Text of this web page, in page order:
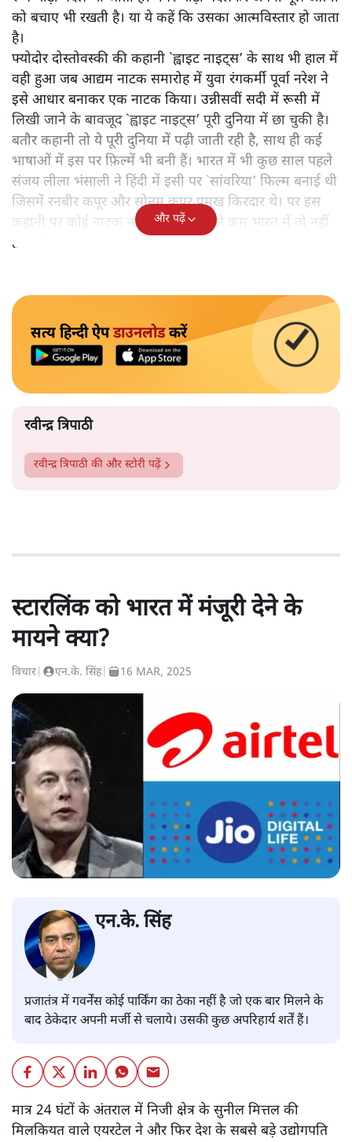
को बचाए भी रखती है। या ये कहें कि उसका आत्मविस्तार हो जाता
है।
फ्योदोर दोस्तोवस्की की कहानी `ह्वाइट नाइट्स’ के साथ भी हाल में
वही हुआ जब आद्यम नाटक समारोह में युवा रंगकर्मी पूर्वा नरेश ने
इसे आधार बनाकर एक नाटक किया। उन्नीसवीं सदी में रूसी में
लिखी जाने के बावजूद `ह्वाइट नाइट्स’ पूरी दुनिया में छा चुकी है।
बतौर कहानी तो ये पूरी दुनिया में पढ़ी जाती रही है, साथ ही कई
भाषाओं में इस पर फ़िल्में भी बनी हैं। भारत में भी कुछ साल पहले
संजय लीला भंसाली ने हिंदी में इसी पर `सांवरिया’ फिल्म बनाई थी
जिसमें रनबीर कपूर और सोनम कपूर प्रमुख किरदार थे। पर इस
कहानी पर कोई नाटक नहीं हुआ है। कम से कम भारत में तो नहीं
हुआ है।
और पढ़ें
सत्य हिन्दी ऐपडाउनलोडकरें
रवीन्द्र त्रिपाठी
रवीन्द्र त्रिपाठी की और स्टोरी पढ़ें
स्टारलिंक को भारत में मंजूरी देने के
मायने क्या?
विचार एन.के. सिंह| 16 MAR, 2025
एन.के. सिंह
प्रजातंत्र में गवर्नेंस कोई पार्किंग का ठेका नहीं है जो एक बार मिलने के
बाद ठेकेदार अपनी मर्जी से चलाये। उसकी कुछ अपरिहार्य शर्तें हैं।
मात्र 24 घंटों के अंतराल में निजी क्षेत्र के सुनील मित्तल की
मिलकियत वाले एयरटेल ने और फिर देश के सबसे बड़े उद्योगपति